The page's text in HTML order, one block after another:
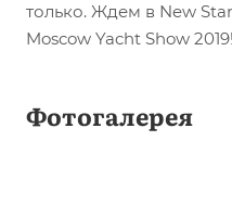
только. Ждем в New
Moscow Yacht Show 2019!
Фотогалерея